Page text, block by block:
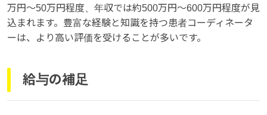
万円〜50万円程度、年収では約500万円〜600万円程度が見
込まれます。豊富な経験と知識を持つ患者コーディネータ
ーは、より高い評価を受けることが多いです。
給与の補足